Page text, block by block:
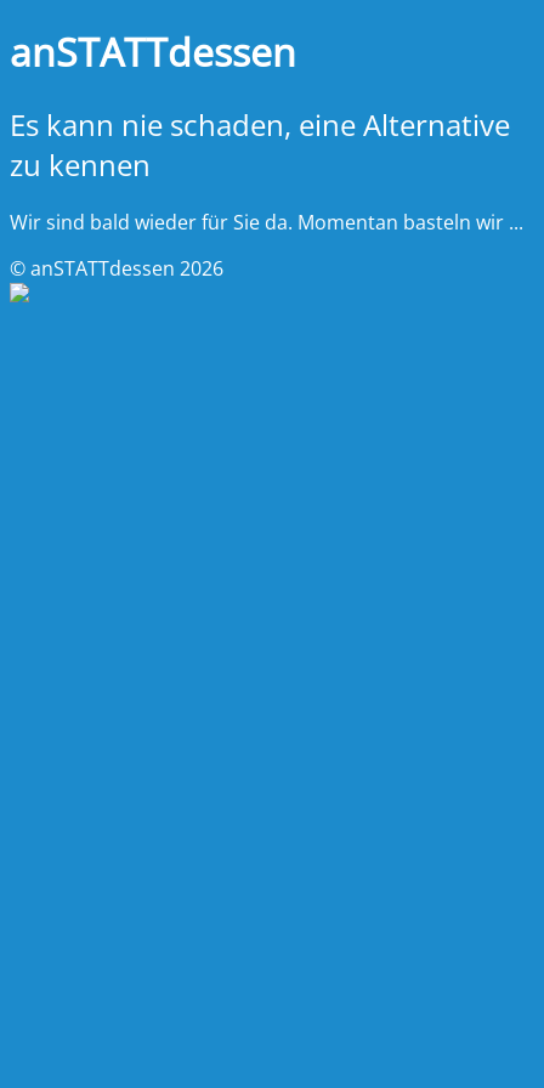
anSTATTdessen
Es kann nie schaden, eine Alternative
zu kennen
Wir sind bald wieder für Sie da. Momentan basteln wir ...
© anSTATTdessen 2026